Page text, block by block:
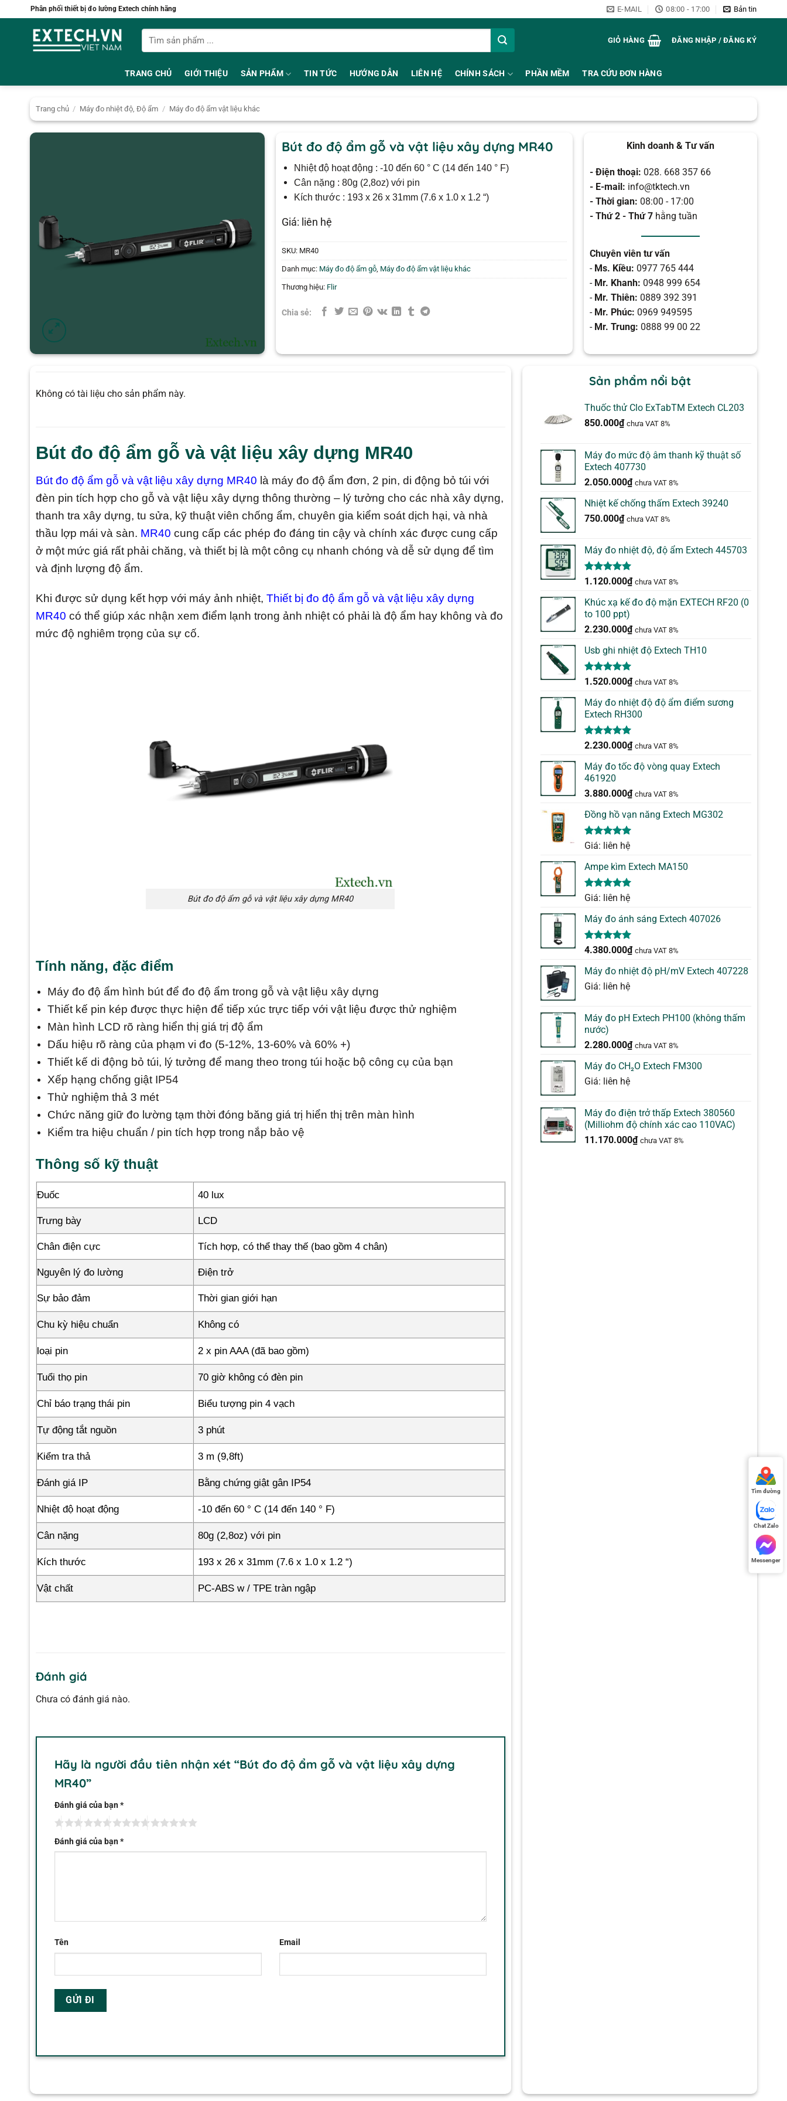
qua
Phân phối thiết bị đo lường Extech chính hãng E-MAIL 08:00 - 17:00 Bản tin
Tìm
kiếm:
GIỎ HÀNG ĐĂNG NHẬP / ĐĂNG KÝ
TRANG CHỦ GIỚI THIỆU SẢN PHẨM TIN TỨC HƯỚNG DẪN LIÊN HỆ CHÍNH SÁCH PHẦN MỀM TRA CỨU ĐƠN HÀNG
Trang chủ / Máy đo nhiệt độ, Độ ẩm / Máy đo độ ẩm vật liệu khác
Bút đo độ ẩm gỗ và vật liệu xây dựng MR40
Nhiệt độ hoạt động : -10 đến 60 ° C (14 đến 140 ° F)
Cân nặng : 80g (2,8oz) với pin
Kích thước : 193 x 26 x 31mm (7.6 x 1.0 x 1.2 “)
Giá: liên hệ
SKU: MR40
Danh mục: Máy đo độ ẩm gỗ, Máy đo độ ẩm vật liệu khác
Thương hiệu: Flir
Chia sẻ:
Kinh doanh & Tư vấn
- Điện thoại: 028. 668 357 66
- E-mail: info@tktech.vn
- Thời gian: 08:00 - 17:00
- Thứ 2 - Thứ 7 hằng tuần
Chuyên viên tư vấn
- Ms. Kiều: 0977 765 444
- Mr. Khanh: 0948 999 654
- Mr. Thiên: 0889 392 391
- Mr. Phúc: 0969 949595
- Mr. Trung: 0888 99 00 22
Không có tài liệu cho sản phẩm này.
Bút đo độ ẩm gỗ và vật liệu xây dựng MR40
Bút đo độ ẩm gỗ và vật liệu xây dựng MR40 là máy đo độ ẩm đơn, 2 pin, di động bỏ túi với
đèn pin tích hợp cho gỗ và vật liệu xây dựng thông thường – lý tưởng cho các nhà xây dựng,
thanh tra xây dựng, tu sửa, kỹ thuật viên chống ẩm, chuyên gia kiểm soát dịch hại, và nhà
thầu lợp mái và sàn. MR40 cung cấp các phép đo đáng tin cậy và chính xác được cung cấp
ở một mức giá rất phải chăng, và thiết bị là một công cụ nhanh chóng và dễ sử dụng để tìm
và định lượng độ ẩm.
Khi được sử dụng kết hợp với máy ảnh nhiệt, Thiết bị đo độ ẩm gỗ và vật liệu xây dựng
MR40 có thể giúp xác nhận xem điểm lạnh trong ảnh nhiệt có phải là độ ẩm hay không và đo
mức độ nghiêm trọng của sự cố.
Bút đo độ ẩm gỗ và vật liệu xây dựng MR40
Tính năng, đặc điểm
Máy đo độ ẩm hình bút để đo độ ẩm trong gỗ và vật liệu xây dựng
Thiết kế pin kép được thực hiện để tiếp xúc trực tiếp với vật liệu được thử nghiệm
Màn hình LCD rõ ràng hiển thị giá trị độ ẩm
Dấu hiệu rõ ràng của phạm vi đo (5-12%, 13-60% và 60% +)
Thiết kế di động bỏ túi, lý tưởng để mang theo trong túi hoặc bộ công cụ của bạn
Xếp hạng chống giật IP54
Thử nghiệm thả 3 mét
Chức năng giữ đo lường tạm thời đóng băng giá trị hiển thị trên màn hình
Kiểm tra hiệu chuẩn / pin tích hợp trong nắp bảo vệ
Thông số kỹ thuật
Đuốc 40 lux
Trưng bày LCD
Chân điện cực Tích hợp, có thể thay thế (bao gồm 4 chân)
Nguyên lý đo lường Điện trở
Sự bảo đảm Thời gian giới hạn
Chu kỳ hiệu chuẩn Không có
loại pin 2 x pin AAA (đã bao gồm)
Tuổi thọ pin 70 giờ không có đèn pin
Chỉ báo trạng thái pin Biểu tượng pin 4 vạch
Tự động tắt nguồn 3 phút
Kiểm tra thả 3 m (9,8ft)
Đánh giá IP Bằng chứng giật gân IP54
Nhiệt độ hoạt động -10 đến 60 ° C (14 đến 140 ° F)
Cân nặng 80g (2,8oz) với pin
Kích thước 193 x 26 x 31mm (7.6 x 1.0 x 1.2 “)
Vật chất PC-ABS w / TPE tràn ngập
Đánh giá
Chưa có đánh giá nào.
Hãy là người đầu tiên nhận xét “Bút đo độ ẩm gỗ và vật liệu xây dựng
MR40”
Đánh giá của bạn*
Đánh giá của bạn*
Tên Email
Sản phẩm nổi bật
Thuốc thử Clo ExTabTM Extech CL203
850.000₫ chưa VAT 8%
Máy đo mức độ âm thanh kỹ thuật số
Extech 407730
2.050.000₫ chưa VAT 8%
Nhiệt kế chống thấm Extech 39240
750.000₫ chưa VAT 8%
Máy đo nhiệt độ, độ ẩm Extech 445703
5.00trên 5
1
đánh giá
1.120.000₫ chưa VAT 8%
Khúc xạ kế đo độ mặn EXTECH RF20 (0
to 100 ppt)
2.230.000₫ chưa VAT 8%
Usb ghi nhiệt độ Extech TH10
5.00trên 5
1
đánh giá
1.520.000₫ chưa VAT 8%
Máy đo nhiệt độ độ ẩm điểm sương
Extech RH300
5.00trên 5
1
đánh giá
2.230.000₫ chưa VAT 8%
Máy đo tốc độ vòng quay Extech
461920
3.880.000₫ chưa VAT 8%
Đồng hồ vạn năng Extech MG302
5.00 trên 5
1
đánh giá
Giá: liên hệ
Ampe kìm Extech MA150
5.00 trên 5
1
đánh giá
Giá: liên hệ
Máy đo ánh sáng Extech 407026
5.00trên 5
1
đánh giá
4.380.000₫ chưa VAT 8%
Máy đo nhiệt độ pH/mV Extech 407228
Giá: liên hệ
Máy đo pH Extech PH100 (không thấm
nước)
2.280.000₫ chưa VAT 8%
Máy đo CH₂O Extech FM300
Giá: liên hệ
Máy đo điện trở thấp Extech 380560
(Milliohm độ chính xác cao 110VAC)
11.170.000₫ chưa VAT 8%
Tìm đường
Chat Zalo
Messenger